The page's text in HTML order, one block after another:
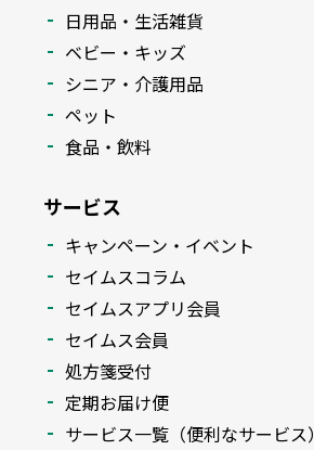
日用品・生活雑貨
ベビー・キッズ
シニア・介護用品
ペット
食品・飲料
サービス
キャンペーン・イベント
セイムスコラム
セイムスアプリ会員
セイムス会員
処方箋受付
定期お届け便
サービス一覧（便利なサービス）